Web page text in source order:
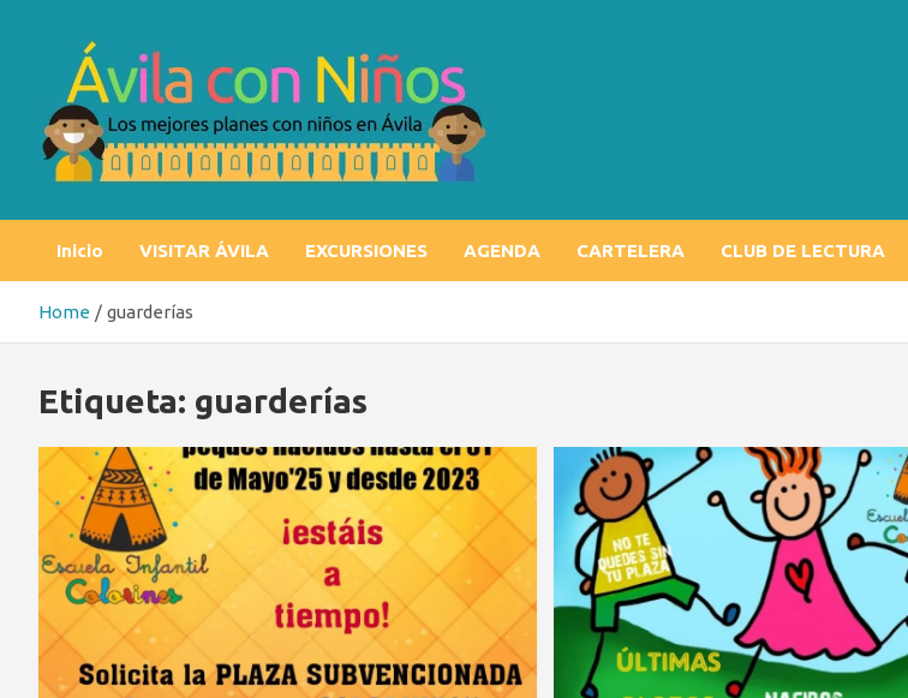
Inicio VISITAR ÁVILA EXCURSIONES AGENDA CARTELERA CLUB DE LECTURA
Home guarderías
Etiqueta: guarderías